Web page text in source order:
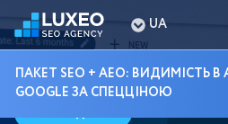
UA
ПАКЕТ SEO + AEO: ВИДИМІСТЬ В
GOOGLE ЗА СПЕЦЦІНОЮ
Гайди